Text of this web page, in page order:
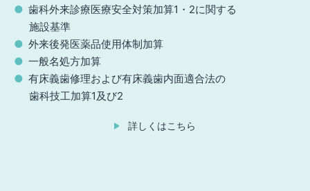
歯科外来診療医療安全対策加算1・2に関する
施設基準
外来後発医薬品使用体制加算
一般名処方加算
有床義歯修理および有床義歯内面適合法の
歯科技工加算1及び2
詳しくはこちら